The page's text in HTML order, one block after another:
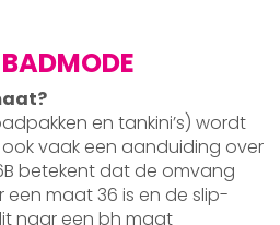
en tankini’s) wordt
vaak een aanduiding over
betekent dat de omvang
maat 36 is en de slip-
naar een bh maat